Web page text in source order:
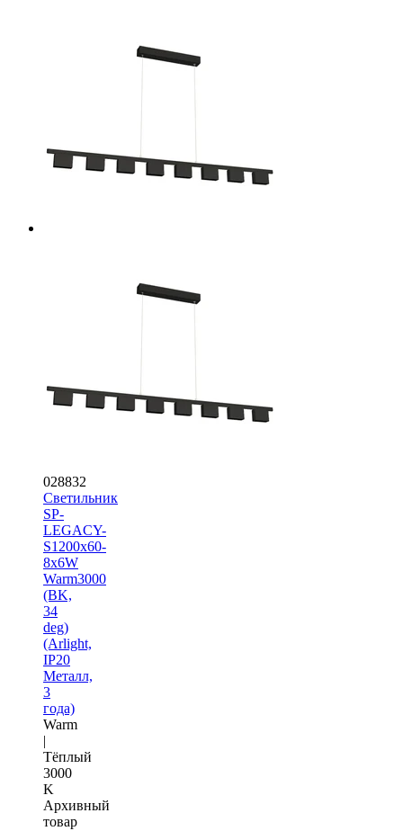
028832
Светильник
SP-
LEGACY-
S1200x60-
8x6W
Warm3000
(BK,
34
deg)
(Arlight,
IP20
Металл,
3
года)
Warm
|
Тёплый
3000
K
Архивный
товар